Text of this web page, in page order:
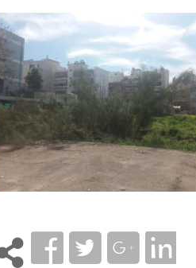
στην Κυψέλη